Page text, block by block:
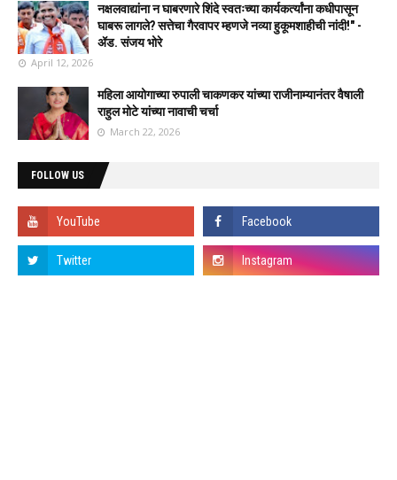
नक्षलवाद्यांना न घाबरणारे शिंदे स्वतःच्या कार्यकर्त्यांना कधीपासून
घाबरू लागले? सत्तेचा गैरवापर म्हणजे नव्या हुकूमशाहीची नांदी!" -
ॲड. संजय भोरे
April 12, 2026
महिला आयोगाच्या रुपाली चाकणकर यांच्या राजीनाम्यानंतर वैषाली
राहुल मोटे यांच्या नावाची चर्चा
March 22, 2026
FOLLOW US